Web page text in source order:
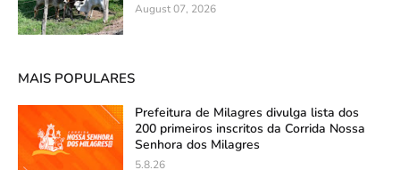
August 07, 2026
MAIS POPULARES
Prefeitura de Milagres divulga lista dos
200 primeiros inscritos da Corrida Nossa
Senhora dos Milagres
5.8.26